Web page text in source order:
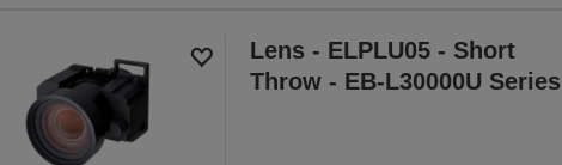
Lens - ELPLU05 - Short
Throw - EB-L30000U Series